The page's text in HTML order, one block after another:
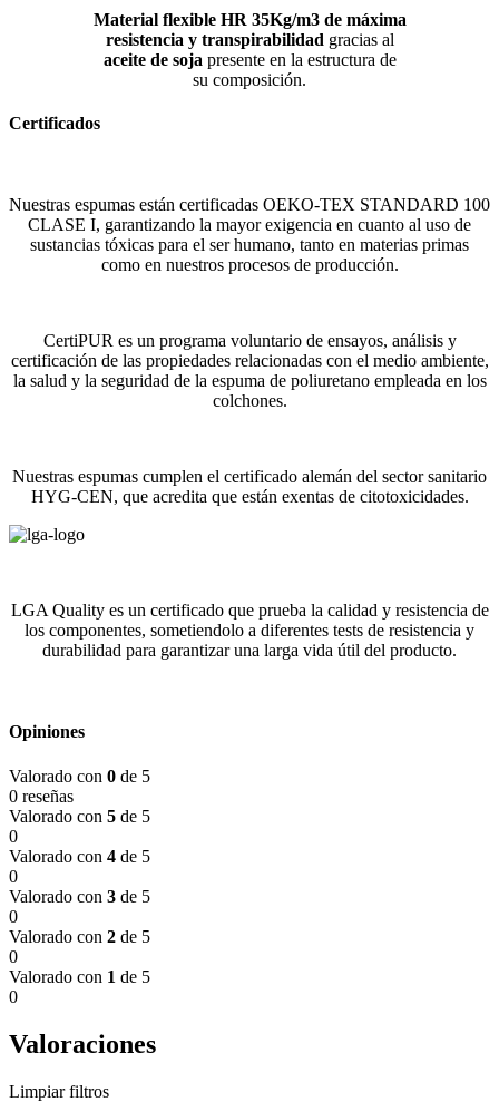
Material flexible HR 35Kg/m3 de máxima
resistencia y transpirabilidad gracias al
aceite de soja presente en la estructura de
su composición.
Certificados
Nuestras espumas están certificadas OEKO-TEX STANDARD 100
CLASE I, garantizando la mayor exigencia en cuanto al uso de
sustancias tóxicas para el ser humano, tanto en materias primas
como en nuestros procesos de producción.
CertiPUR es un programa voluntario de ensayos, análisis y
certificación de las propiedades relacionadas con el medio ambiente,
la salud y la seguridad de la espuma de poliuretano empleada en los
colchones.
Nuestras espumas cumplen el certificado alemán del sector sanitario
HYG-CEN, que acredita que están exentas de citotoxicidades.
LGA Quality es un certificado que prueba la calidad y resistencia de
los componentes, sometiendolo a diferentes tests de resistencia y
durabilidad para garantizar una larga vida útil del producto.
Opiniones
Valorado con 0 de 5
0 reseñas
Valorado con 5 de 5
0
Valorado con 4 de 5
0
Valorado con 3 de 5
0
Valorado con 2 de 5
0
Valorado con 1 de 5
0
Valoraciones
Limpiar filtros